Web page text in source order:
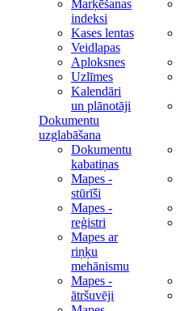
Marķēšanas
indeksi
Kases lentas
Veidlapas
Aploksnes
Uzlīmes
Kalendāri
un plānotāji
Dokumentu
uzglabāšana
Dokumentu
kabatiņas
Mapes -
stūrīši
Mapes -
reģistri
Mapes ar
riņķu
mehānismu
Mapes -
ātršuvēji